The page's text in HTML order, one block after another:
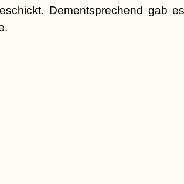
Dementsprechend gab